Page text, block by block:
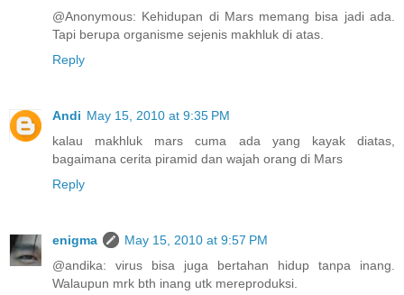
@Anonymous: Kehidupan di Mars memang bisa jadi ada.
Tapi berupa organisme sejenis makhluk di atas.
Reply
Andi May 15, 2010 at 9:35 PM
kalau makhluk mars cuma ada yang kayak diatas,
bagaimana cerita piramid dan wajah orang di Mars
Reply
enigma
May 15, 2010 at 9:57 PM
@andika: virus bisa juga bertahan hidup tanpa inang.
Walaupun mrk bth inang utk mereproduksi.